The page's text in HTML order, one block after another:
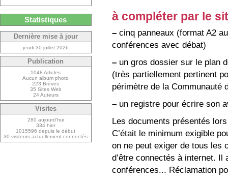
à compléter par le
– cinq panneaux (format A2
conférences avec débat)
– un gros dossier sur le plan
(très partiellement pertinent
périmètre de la Communauté
– un registre pour écrire son
Les documents présentés
C’était le minimum exigible
on ne peut exiger de tous les
d’être connectés à internet.
conférences... Réclamation
Statistiques
Dernière mise à jour
jeudi 30 juillet 2026
Publication
1048 Articles
Aucun album photo
223 Brèves
35 Sites Web
24 Auteurs
Visites
280 aujourd’hui
334 hier
1015596 depuis le début
30 visiteurs actuellement connectés